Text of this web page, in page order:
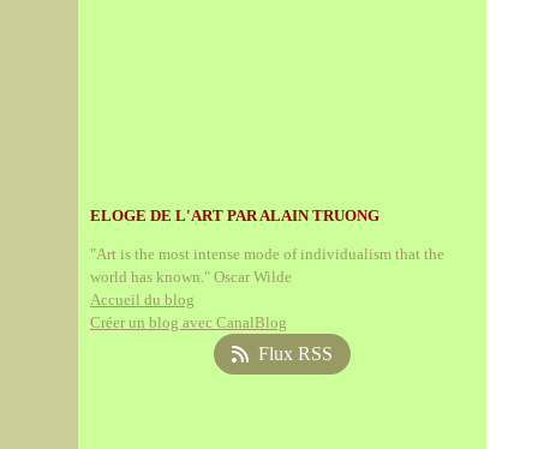
ELOGE DE L'ART PAR ALAIN TRUONG
"Art is the most intense mode of individualism that the
world has known." Oscar Wilde
Accueil du blog
Créer un blog avec CanalBlog
Flux RSS